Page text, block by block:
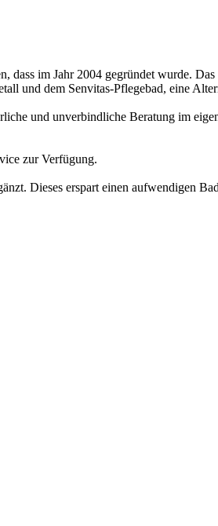
dass im Jahr 2004 gegründet wurde.
und dem Senvitas-Pflegebad, eine
und unverbindliche Beratung im
zur Verfügung.
Dieses erspart einen aufwendigen